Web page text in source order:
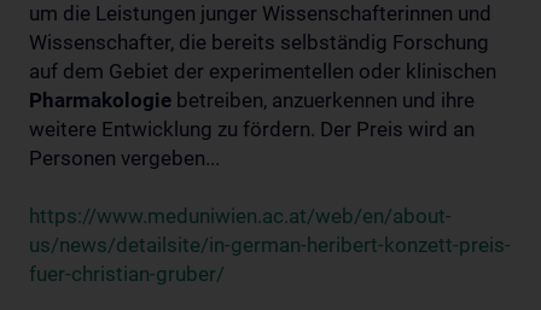
um die Leistungen junger Wissenschafterinnen und
Wissenschafter, die bereits selbständig Forschung
auf dem Gebiet der experimentellen oder klinischen
Pharmakologie betreiben, anzuerkennen und ihre
weitere Entwicklung zu fördern. Der Preis wird an
Personen vergeben...
https://www.meduniwien.ac.at/web/en/about-
us/news/detailsite/in-german-heribert-konzett-preis-
fuer-christian-gruber/